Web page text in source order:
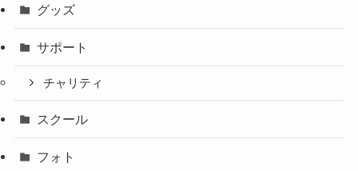
グッズ
サポート
チャリティ
スクール
フォト